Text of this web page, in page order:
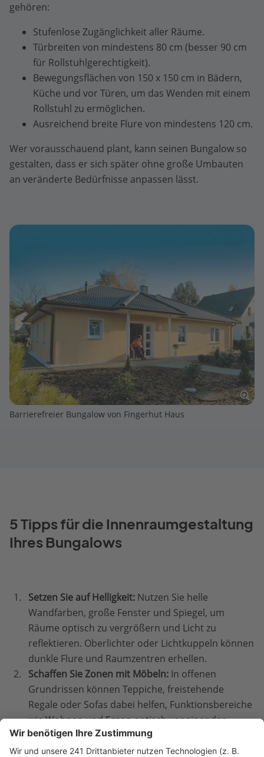
gehören:
Stufenlose Zugänglichkeit aller Räume.
Türbreiten von mindestens 80 cm (besser 90 cm
für Rollstuhlgerechtigkeit).
Bewegungsflächen von 150 x 150 cm in Bädern,
Küche und vor Türen, um das Wenden mit einem
Rollstuhl zu ermöglichen.
Ausreichend breite Flure von mindestens 120 cm.
Wer vorausschauend plant, kann seinen Bungalow so
gestalten, dass er sich später ohne große Umbauten
an veränderte Bedürfnisse anpassen lässt.
Barrierefreier Bungalow von Fingerhut Haus
5 Tipps für die Innenraumgestaltung
Ihres Bungalows
Setzen Sie auf Helligkeit: Nutzen Sie helle
Wandfarben, große Fenster und Spiegel, um
Räume optisch zu vergrößern und Licht zu
reflektieren. Oberlichter oder Lichtkuppeln können
dunkle Flure und Raumzentren erhellen.
Schaffen Sie Zonen mit Möbeln: In offenen
Grundrissen können Teppiche, freistehende
Regale oder Sofas dabei helfen, Funktionsbereiche
wie Wohnen und Essen optisch voneinander
abzugrenzen.
Achten Sie auf die Deckenhöhe:Eine lichte Höhe